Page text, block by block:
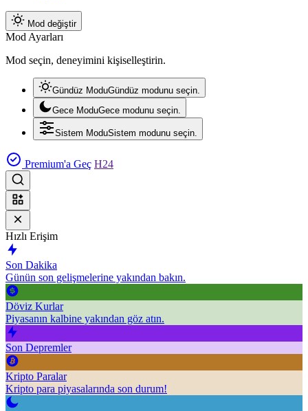
Mod değiştir
Mod Ayarları
Mod seçin, deneyimini kişiselleştirin.
Gündüz ModuGündüz modunu seçin.
Gece ModuGece modunu seçin.
Sistem ModuSistem modunu seçin.
Premium'a Geç H24
Hızlı Erişim
Son Dakika
Günün son gelişmelerine yakından bakın.
Döviz Kurlar
Piyasanın kalbine yakından göz atın.
Son Depremler
Kripto Paralar
Kripto para piyasalarında son durum!